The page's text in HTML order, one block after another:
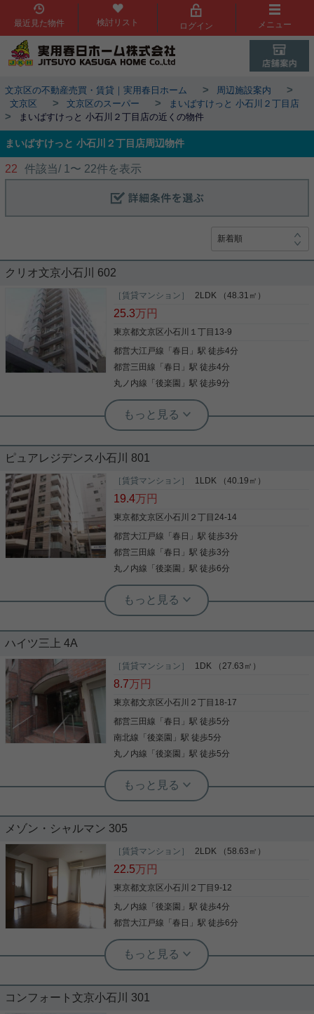
最近見た物件 検討リスト ログイン メニュー
文京区の不動産売買・賃貸｜実用春日ホーム > 周辺施設案内 >
文京区 > 文京区のスーパー > まいばすけっと 小石川２丁目店
> まいばすけっと 小石川２丁目店の近くの物件
まいばすけっと 小石川２丁目店周辺物件
22 件該当/ 1 〜 22件を表示
クリオ文京小石川 602
［賃貸マンション］ 2LDK （48.31㎡）
25.3万円
東京都文京区小石川１丁目13-9
都営大江戸線 「春日 」駅 徒歩4分
都営三田線 「春日 」駅 徒歩4分
丸ノ内線 「後楽園 」駅 徒歩9分
実用春日ホーム 茗荷谷店 堀田枝里
春日駅徒歩4分☆小石川1丁目、2LDK
ご紹介です！ 春日駅徒歩4分☆ 平坦な道のりです！
キッチンは3帖と広々したスペース！ キッチンに立
つ方には嬉しい広さです！ 室内設備もしており、ペ
ットの飼育相談も可能です！ お気軽にお問い合わせ
ぞ★ 実用春日ホーム株式会社 茗荷谷店 TEL：03-
6902-5021
写真(9)
ピュアレジデンス小石川 801
［賃貸マンション］ 1LDK （40.19㎡）
19.4万円
東京都文京区小石川２丁目24-14
都営大江戸線 「春日 」駅 徒歩3分
都営三田線 「春日 」駅 徒歩3分
丸ノ内線 「後楽園 」駅 徒歩6分
実用春日ホーム 茗荷谷店 堀田枝里
春日駅徒歩3分☆角部屋、1LDK！
ドームが徒歩圏内！ ラクーアもあり、買い物にも便
利な周辺環境です！ 3口ガスコンロにグリル、浴室
乾燥機に追焚機能等、 室内設備も充実したお部屋☆
角部屋で、2面に窓有！ お気軽にお問い合わせくだ
実用春日ホーム株式会社 茗荷谷店 TEL：03-6902-
5021
写真(9)
ハイツ三上 4A
［賃貸マンション］ 1DK （27.63㎡）
8.7万円
東京都文京区小石川２丁目18-17
都営三田線 「春日 」駅 徒歩5分
南北線 「後楽園 」駅 徒歩5分
丸ノ内線 「後楽園 」駅 徒歩5分
実用春日ホーム 千石店 スタッフ篠笥
後楽園・春日駅から徒歩５分！！4路線
でこのお家賃は魅力的！！なお部屋をご紹介しま
す！ ２面採光で明るい室内は全室フローリング♪ バ
ストイレ別です！ 洗濯機置場も室内！バルコニーに
も洗濯物が干せます！ 空き予定のお部屋です。 ご興
写真(9)
詳細を見る
メゾン・シャルマン 305
［賃貸マンション］ 2LDK （58.63㎡）
22.5万円
東京都文京区小石川２丁目9-12
丸ノ内線 「後楽園 」駅 徒歩4分
都営大江戸線 「春日 」駅 徒歩6分
根津駅前センター（実用根津ホーム株式会社 根津駅前センター） スタ
裏通りの閑静な住宅地から
コンフォート文京小石川 301